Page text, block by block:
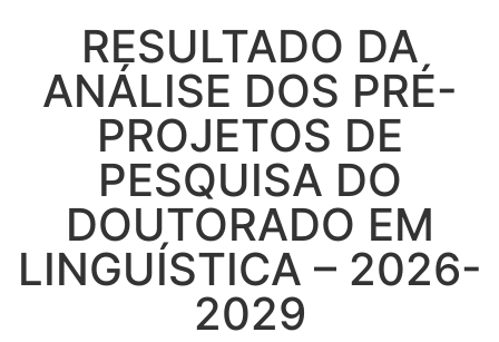
RESULTADO DA
ANÁLISE DOS PRÉ-
PROJETOS DE
PESQUISA DO
DOUTORADO EM
LINGUÍSTICA – 2026-
2029